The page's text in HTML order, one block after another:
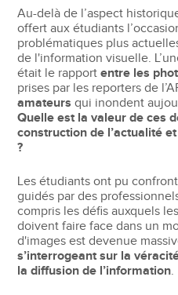
Au-delà de l’aspect
offert aux étudiants
problématiques plus
de l'information visuelle.
était le rapportentre les
prises par les reporters de
amateursqui inondent
Quelle est la valeur de ces
construction de l’actualité
?
Les étudiants ont pu
guidés par des
compris les défis auxquels
doivent faire face dans un
d'images est devenue
s’interrogeant sur la
la diffusion de l’information.